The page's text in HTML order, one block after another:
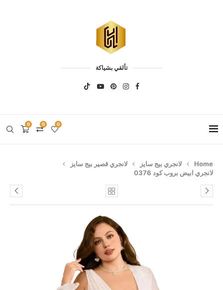
تألقي بشياكة
0 0 0
Home لانجري بيج سايز
لانجري قصير بيج سايز
لانجري ابيض بروب كود 0376